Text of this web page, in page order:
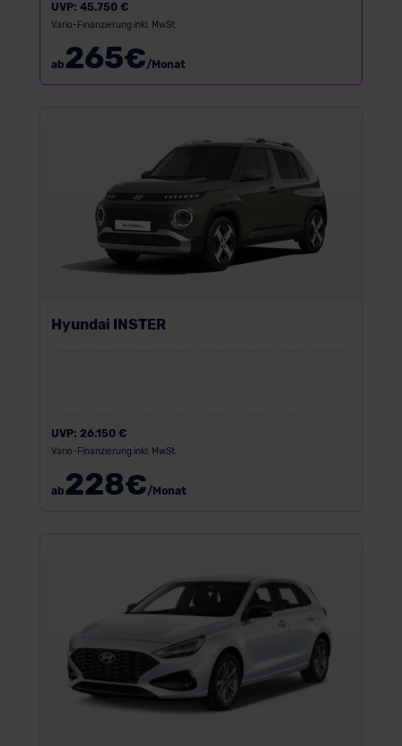
UVP: 45.750 €
Vario-Finanzierung inkl. MwSt.
ab265€/Monat
Hyundai INSTER
UVP: 26.150 €
Vario-Finanzierung inkl. MwSt.
ab228€/Monat